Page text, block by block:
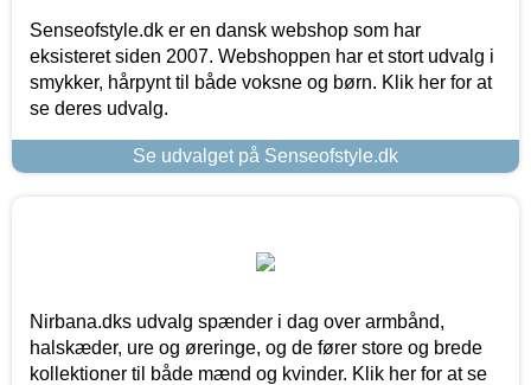
Senseofstyle.dk er en dansk webshop som har
eksisteret siden 2007. Webshoppen har et stort udvalg i
smykker, hårpynt til både voksne og børn. Klik her for at
se deres udvalg.
Se udvalget på Senseofstyle.dk
Nirbana.dks udvalg spænder i dag over armbånd,
halskæder, ure og øreringe, og de fører store og brede
kollektioner til både mænd og kvinder. Klik her for at se